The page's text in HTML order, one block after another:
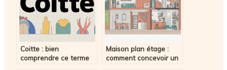
Coitte : bien
comprendre ce terme
Maison plan étage :
comment concevoir un